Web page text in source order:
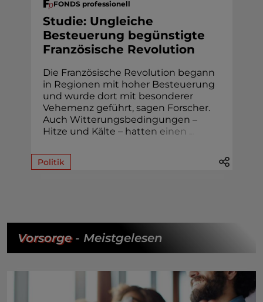
FONDS professionell
Studie: Ungleiche
Besteuerung begünstigte
Französische Revolution
Die Französische Revolution begann
in Regionen mit hoher Besteuerung
und wurde dort mit besonderer
Vehemenz geführt, sagen Forscher.
Auch Witterungsbedingungen –
Hitze und Kälte – hatten einen
Politik
Vorsorge- Meistgelesen